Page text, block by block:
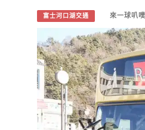
富士河口湖交通 來一球叭噗